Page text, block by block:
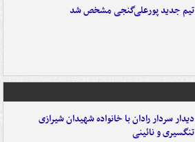
تیم جدید پورعلی‌گنجی مشخص شد
دیدار سردار رادان با خانواده‌ شهیدان شیرازی
تنگسیری و نائینی